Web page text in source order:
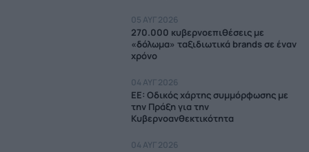
05 ΑΥΓ 2026
270.000 κυβερνοεπιθέσεις με
«δόλωμα» ταξιδιωτικά brands σε έναν
χρόνο
04 ΑΥΓ 2026
EE: Οδικός χάρτης συμμόρφωσης με
την Πράξη για την
Κυβερνοανθεκτικότητα
04 ΑΥΓ 2026